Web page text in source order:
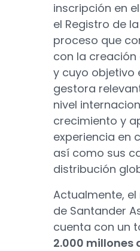
inscripción en
el Registro de
proceso que
con la creación
y cuyo objetivo
gestora
nivel
crecimiento y
experiencia en
así como sus
distribución
Actualmente,
de Santander
cuenta con un
2.000 millones